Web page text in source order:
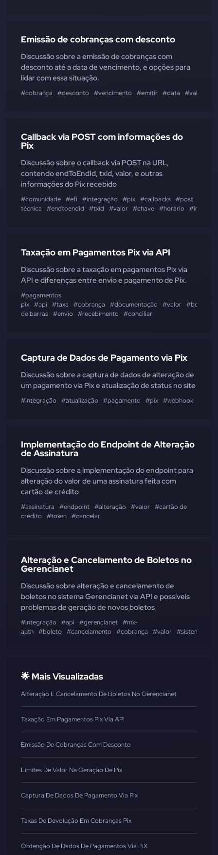
Emissão de cobranças com desconto
Discussão sobre a emissão de cobranças com
desconto até a data de vencimento, e opções para
lidar com essa situação.
#cobrança #desconto #vencimento #emitir #data #valor
Callback via POST com informações do
Pix
Discussão sobre o callback via POST na URL,
contendo endToEndId, txid, valor, e outras
informações do Pix recebido
#comunidade #efí #integração #pix #callbacks #post
técnica
#endtoendid #txid #valor #chave #horário
Taxação em Pagamentos Pix via API
Discussão sobre a taxação em pagamentos Pix via
API e diferenças entre envio e pagamento de Pix.
#pagamentos
pix #api #taxa #cobrança #documentação #valor #boletos
de barras #envio #recebimento #conciliar
Captura de Dados de Pagamento via Pix
Discussão sobre a captura de dados de alteração de
um pagamento via Pix e atualização de status no site
#integração #atualização #pagamento #pix #webhook
Implementação do Endpoint de Alteração
de Assinatura
Discussão sobre a implementação do endpoint para
alteração do valor de uma assinatura feita com
cartão de crédito
#assinatura #endpoint #alteração #valor
#cartão de
crédito
#token #cancelar
Alteração e Cancelamento de Boletos no
Gerencianet
Discussão sobre alteração e cancelamento de
boletos no sistema Gerencianet via API e possíveis
problemas de geração de novos boletos
#integração #api #gerencianet #mk-
auth #boleto #cancelamento #cobrança #valor #sistema
🌟 Mais Visualizadas
Alteração E Cancelamento De Boletos No Gerencianet
Taxação Em Pagamentos Pix Via API
Emissão De Cobranças Com Desconto
Limites De Valor Na Geração De Pix
Captura De Dados De Pagamento Via Pix
Taxas De Devolução Em Cobranças Pix
Obtenção De Dados De Pagamentos Via PIX